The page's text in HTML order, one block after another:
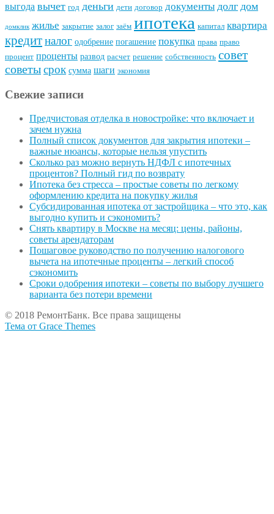
выгода вычет год деньги дети договор документы долг дом
домклик жилье закрытие залог заём ипотека капитал квартира
кредитналог одобрение погашение покупка права право
процент проценты развод расчет решение собственность совет
советысрок сумма шаги экономия
Свежие записи
Предчистовая отделка в новостройке: что включает и
зачем нужна
Полный список документов для закрытия ипотеки –
важные нюансы, которые нельзя упустить
Сколько раз можно вернуть НДФЛ с ипотечных
процентов? Полный гид по возврату
Ипотека без стресса – простые советы по легкому
оформлению кредита на покупку жилья
Субсидированная ипотека от застройщика – что это, как
выгодно купить и сэкономить?
Снять квартиру в Москве на месяц: цены, районы,
советы арендаторам
Пошаговое руководство по получению налогового
вычета на ипотечные проценты – легкий способ
сэкономить
Сроки одобрения ипотеки – советы по выбору лучшего
варианта без потери времени
© 2018 РемонтБанк. Все права защищены
Тема от Grace Themes